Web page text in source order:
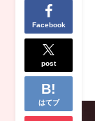
Facebook
post
はてブ